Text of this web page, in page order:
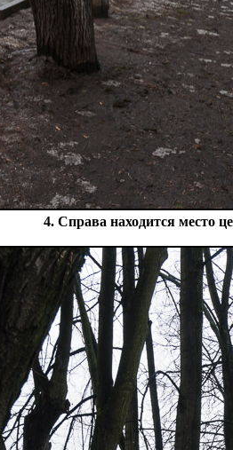
4. Справа находится место